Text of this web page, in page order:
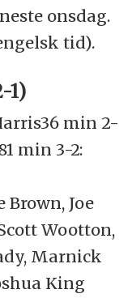
onsdag.
tid).
1)
36 min 2-
min 3-2:
Brown, Joe
Wootton,
Marnick
King